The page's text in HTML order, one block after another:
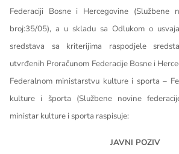
Federaciji Bosne i Hercegovine (Službene
broj:35/05), a u skladu sa Odlukom o
sredstava sa kriterijima raspodjele
utvrđenih Proračunom Federacije Bosne i
Federalnom ministarstvu kulture i sporta –
kulture i športa (Službene novine
ministar kulture i sporta raspisuje:
JAVNI POZIV